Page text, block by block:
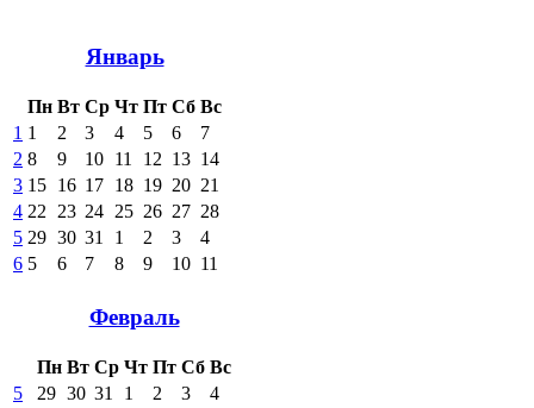
Январь
Пн Вт Ср Чт Пт Сб Вс
1 1 2 3 4 5 6
7
2 8 9 10 11 12 13 14
3 15 16 17 18 19 20 21
4 22 23 24 25 26 27 28
5 29 30 31 1 2 3
4
6 5 6 7 8 9 10 11
Февраль
Пн Вт Ср Чт Пт Сб Вс
5
29 30 31 1 2 3
4